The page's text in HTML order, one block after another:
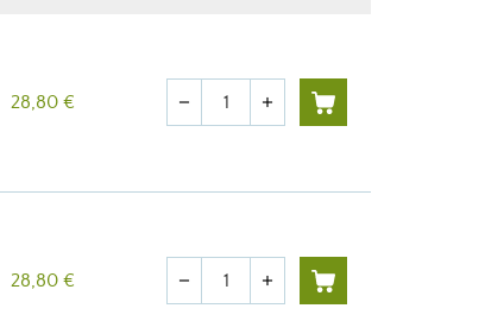
28,80 € Quantité
remove add
28,80 € Quantité
remove add